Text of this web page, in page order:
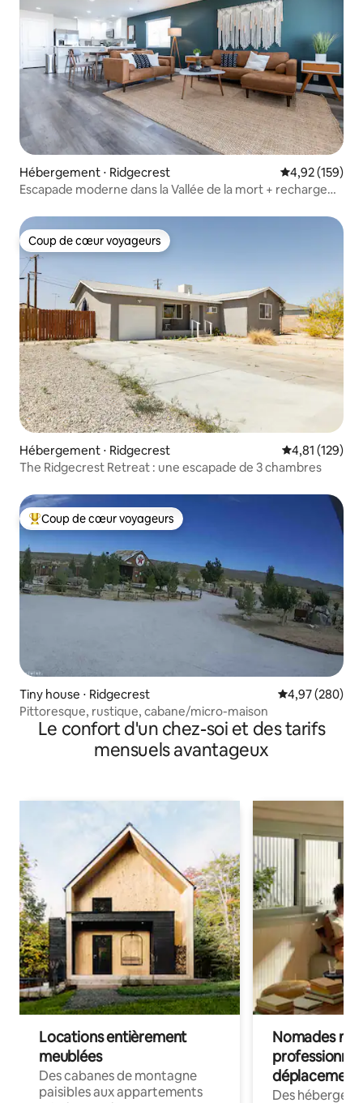
Hébergement ⋅ Ridgecrest Évaluation
4,92 (159)
Escapade moderne dans la Vallée de la mort + recharge
Coup de cœur voyageurs
Coup de cœur voyageurs
Hébergement ⋅ Ridgecrest Évaluation
4,81 (129)
The Ridgecrest Retreat : une escapade de 3 chambres
Coups de cœur voyageurs les plus appréciés
Coup de cœur voyageurs
Tiny house ⋅ Ridgecrest Évaluation
4,97 (280)
Pittoresque, rustique, cabane/micro-maison
Le confort d'un chez-soi et des tarifs
mensuels avantageux
Locations entièrement
meublées
Des cabanes de montagne
paisibles aux appartements
Nomades
déplacement
Des